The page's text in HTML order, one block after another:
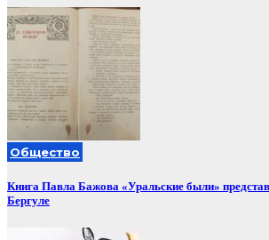
Общество
Книга Павла Бажова «Уральские были»
Бергуле